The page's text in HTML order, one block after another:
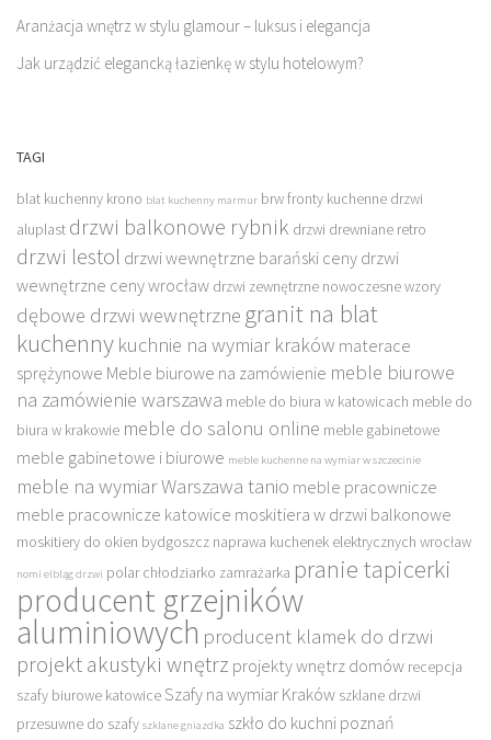
Aranżacja wnętrz w stylu glamour – luksus i elegancja
Jak urządzić elegancką łazienkę w stylu hotelowym?
TAGI
blat kuchenny krono blat kuchenny marmur brw fronty kuchenne drzwi
aluplast drzwi balkonowe rybnik drzwi drewniane retro
drzwi lestol drzwi wewnętrzne barański ceny drzwi
wewnętrzne ceny wrocław drzwi zewnętrzne nowoczesne wzory
dębowe drzwi wewnętrzne granit na blat
kuchenny kuchnie na wymiar kraków materace
sprężynowe Meble biurowe na zamówienie meble biurowe
na zamówienie warszawa meble do biura w katowicach meble do
biura w krakowie meble do salonu online meble gabinetowe
meble gabinetowe i biurowe meble kuchenne na wymiar w szczecinie
meble na wymiar Warszawa tanio meble pracownicze
meble pracownicze katowice moskitiera w drzwi balkonowe
moskitiery do okien bydgoszcz naprawa kuchenek elektrycznych wrocław
nomi elbląg drzwi polar chłodziarko zamrażarka pranie tapicerki
producent grzejników
aluminiowych producent klamek do drzwi
projekt akustyki wnętrz projekty wnętrz domów recepcja
szafy biurowe katowiceSzafy na wymiar Kraków szklane drzwi
przesuwne do szafy szklane gniazdka szkło do kuchni poznań